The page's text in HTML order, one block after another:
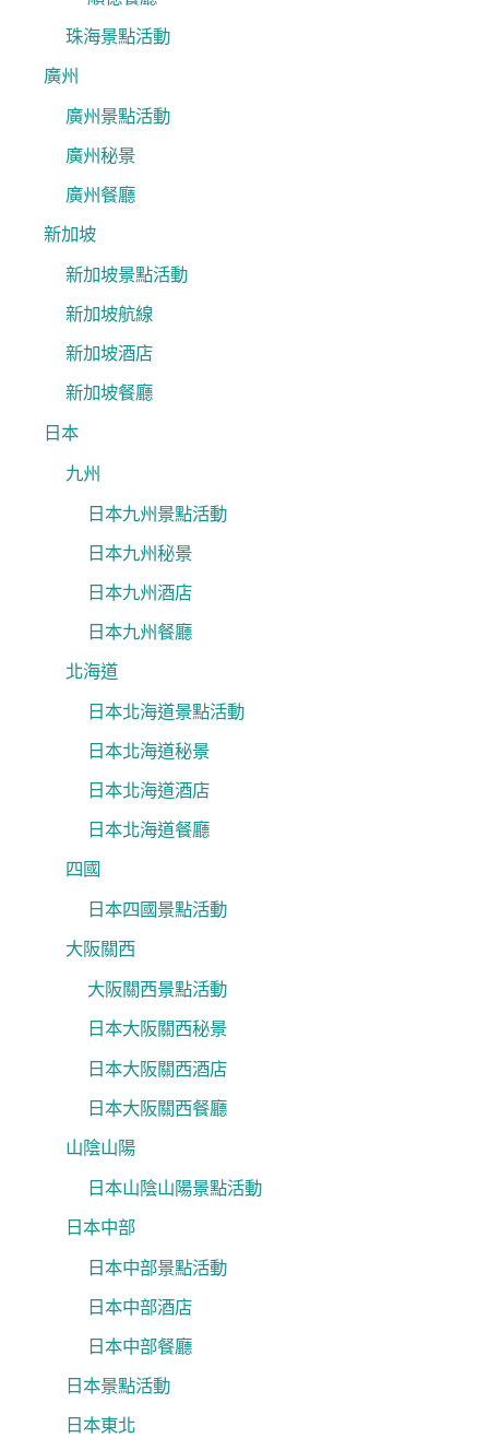
珠海景點活動
廣州
廣州景點活動
廣州秘景
廣州餐廳
新加坡
新加坡景點活動
新加坡航線
新加坡酒店
新加坡餐廳
日本
九州
日本九州景點活動
日本九州秘景
日本九州酒店
日本九州餐廳
北海道
日本北海道景點活動
日本北海道秘景
日本北海道酒店
日本北海道餐廳
四國
日本四國景點活動
大阪關西
大阪關西景點活動
日本大阪關西秘景
日本大阪關西酒店
日本大阪關西餐廳
山陰山陽
日本山陰山陽景點活動
日本中部
日本中部景點活動
日本中部酒店
日本中部餐廳
日本景點活動
日本東北